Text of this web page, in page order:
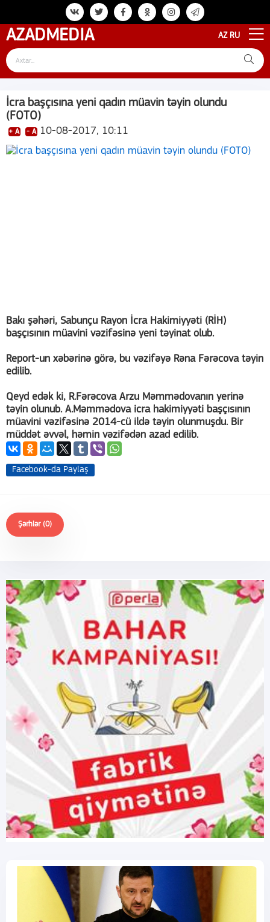
AZADMEDIA AZ RU
İcra başçısına yeni qadın müavin təyin olundu
(FOTO)
+ A - A 10-08-2017, 10:11
Bakı şəhəri, Sabunçu Rayon İcra Hakimiyyəti (RİH)
başçısının müavini vəzifəsinə yeni təyinat olub.
Report-un xəbərinə görə, bu vəzifəyə Rəna Fərəcova təyin
edilib.
Qeyd edək ki, R.Fərəcova Arzu Məmmədovanın yerinə
təyin olunub. A.Məmmədova icra hakimiyyəti başçısının
müavini vəzifəsinə 2014-cü ildə təyin olunmuşdu. Bir
müddət əvvəl, həmin vəzifədən azad edilib.
Facebook-da Paylaş
Şərhlər (0)